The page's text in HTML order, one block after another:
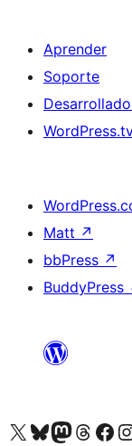
Aprender
Soporte
Matt ↗
bbPress ↗
BuddyPress
Visita nuestra cuenta de X (anteriormente Twitter)
Visit our Bluesky account
Visit our Mastodon account
Visit our Threads
Visita